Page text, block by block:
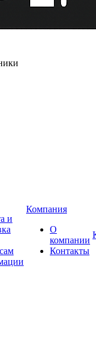
и
Компания
О
компании
Контакты